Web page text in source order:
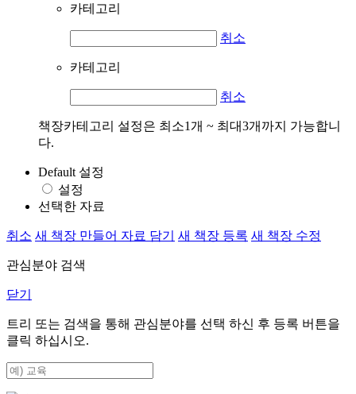
카테고리
취소
카테고리
취소
책장카테고리 설정은 최소1개 ~ 최대3개까지 가능합니
다.
Default 설정
설정
선택한 자료
취소 새 책장 만들어 자료 담기 새 책장 등록 새 책장 수정
관심분야 검색
닫기
트리 또는 검색을 통해 관심분야를 선택 하신 후 등록 버튼을
클릭 하십시오.